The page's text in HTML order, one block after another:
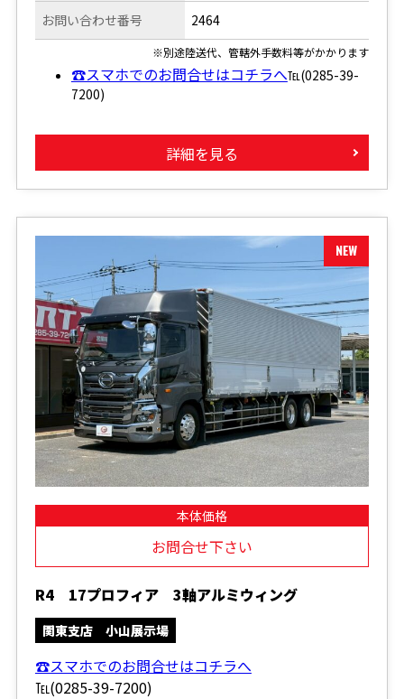
お問い合わせ番号 2464
※別途陸送代、管轄外手数料等がかかります
☎スマホでのお問合せはコチラへ℡(0285-39-
7200)
詳細を見る
本体価格
お問合せ下さい
R4 17プロフィア 3軸アルミウィング
関東支店 小山展示場
☎スマホでのお問合せはコチラへ
℡(0285-39-7200)